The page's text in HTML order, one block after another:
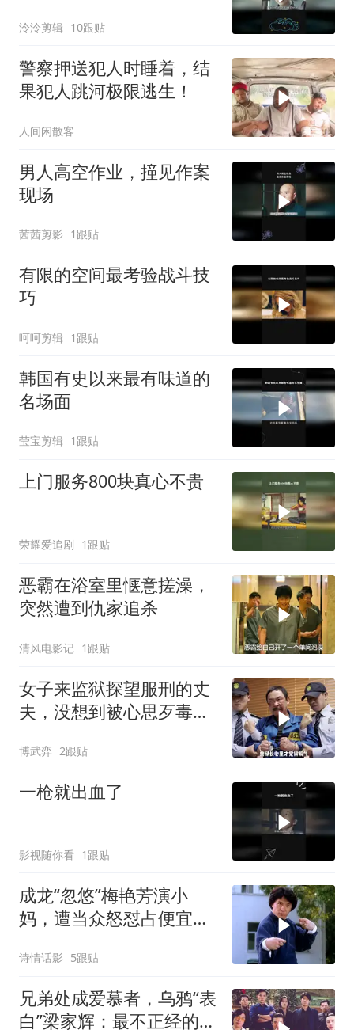
泠泠剪辑 10跟贴
警察押送犯人时睡着，结
果犯人跳河极限逃生！
人间闲散客
男人高空作业，撞见作案
现场
茜茜剪影 1跟贴
有限的空间最考验战斗技
巧
呵呵剪辑 1跟贴
韩国有史以来最有味道的
名场面
莹宝剪辑 1跟贴
上门服务800块真心不贵
荣耀爱追剧 1跟贴
恶霸在浴室里惬意搓澡，
突然遭到仇家追杀
清风电影记 1跟贴
女子来监狱探望服刑的丈
夫，没想到被心思歹毒的
博武弈 2跟贴
一枪就出血了
影视随你看 1跟贴
成龙“忽悠”梅艳芳演小
妈，遭当众怒怼占便宜：
诗情话影 5跟贴
兄弟处成爱慕者，乌鸦“表
白”梁家辉：最不正经的黑